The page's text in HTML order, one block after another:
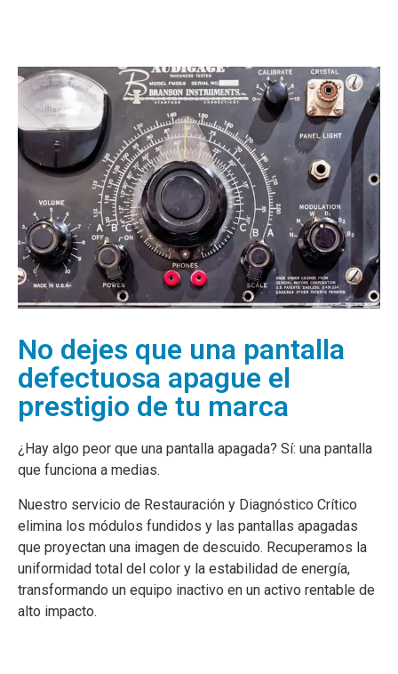
No dejes que una pantalla
defectuosa apague el
prestigio de tu marca
¿Hay algo peor que una pantalla apagada? Sí: una pantalla
que funciona a medias.
Nuestro servicio de Restauración y Diagnóstico Crítico
elimina los módulos fundidos y las pantallas apagadas
que proyectan una imagen de descuido. Recuperamos la
uniformidad total del color y la estabilidad de energía,
transformando un equipo inactivo en un activo rentable de
alto impacto.